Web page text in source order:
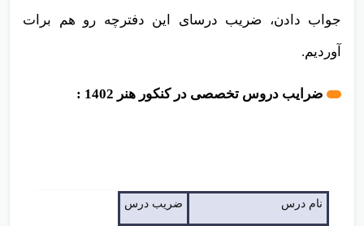
جواب دادن، ضریب درسای این دفترچه رو هم برات
آوردیم.
ضرایب دروس تخصصی در کنکور هنر 1402 :
نام درس ضریب درس